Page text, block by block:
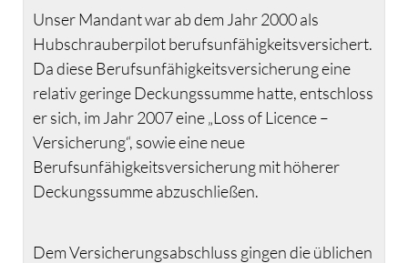
Unser Mandant war ab dem Jahr 2000 als
Hubschrauberpilot berufsunfähigkeitsversichert.
Da diese Berufsunfähigkeitsversicherung eine
relativ geringe Deckungssumme hatte, entschloss
er sich, im Jahr 2007 eine „Loss of Licence –
Versicherung“, sowie eine neue
Berufsunfähigkeitsversicherung mit höherer
Deckungssumme abzuschließen.
Dem Versicherungsabschluss gingen die üblichen